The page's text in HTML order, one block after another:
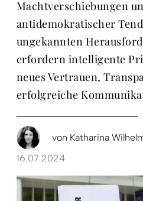
Machtverschiebungen
antidemokratischer
ungekannten
erfordern intelligente
neues Vertrauen,
erfolgreiche
von Katharina
16.07.2024